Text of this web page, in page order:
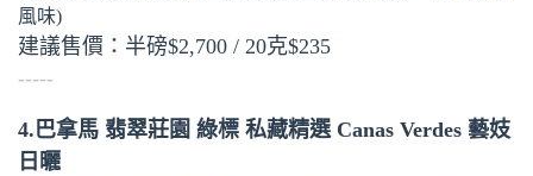
風味)
建議售價：半磅$2,700 / 20克$235
-----
4.巴拿馬 翡翠莊園 綠標 私藏精選 Canas Verdes 藝妓
日曬